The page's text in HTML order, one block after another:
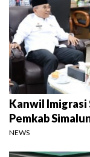
Kanwil Imigrasi
Pemkab
NEWS